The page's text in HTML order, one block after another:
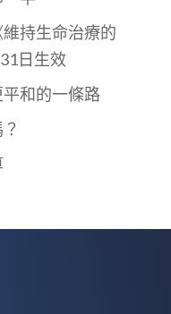
持生命治療的
日生效
和的一條路